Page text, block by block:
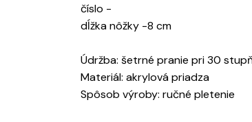
číslo -
dĺžka nôžky -8 cm
Údržba: šetrné pranie pri 30
Materiál: akrylová priadza
Spôsob výroby: ručné pletenie